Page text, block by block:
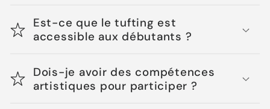
Est-ce que le tufting est
accessible aux débutants ?
Dois-je avoir des compétences
artistiques pour participer ?